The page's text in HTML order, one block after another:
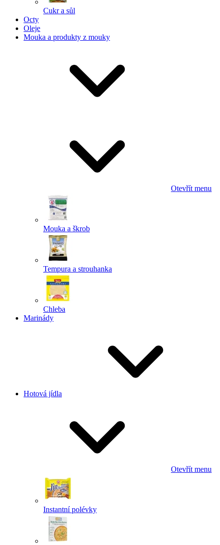
Cukr a sůl
Octy
Oleje
Mouka a produkty z mouky
Otevřít menu
Mouka a škrob
Tempura a strouhanka
Chleba
Marinády
Hotová jídla
Otevřít menu
Instantní polévky
Powered by chaterimo